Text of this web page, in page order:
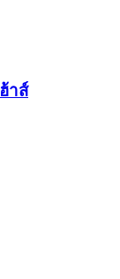
าส์